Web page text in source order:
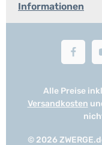
Informationen
© 2026
Alle Preise
Versandkosten